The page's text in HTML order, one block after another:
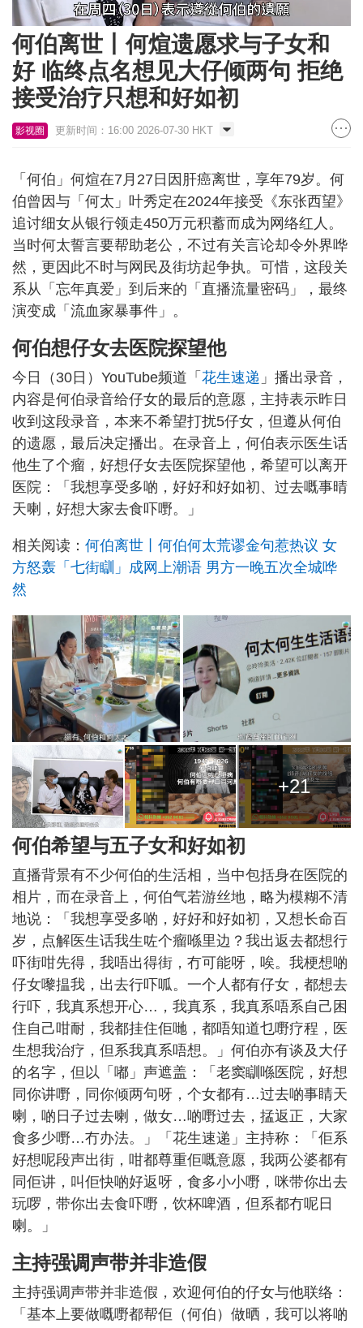
Unmute Loaded:
36.15%
何伯离世丨何煊遗愿求与子女和
好 临终点名想见大仔倾两句 拒绝
接受治疗只想和好如初
影视圈 更新时间：16:00 2026-07-30 HKT
「何伯」何煊在7月27日因肝癌离世，享年79岁。何
伯曾因与「何太」叶秀定在2024年接受《东张西望》
追讨细女从银行领走450万元积蓄而成为网络红人。
当时何太誓言要帮助老公，不过有关言论却令外界哗
然，更因此不时与网民及街坊起争执。可惜，这段关
系从「忘年真爱」到后来的「直播流量密码」，最终
演变成「流血家暴事件」。
何伯想仔女去医院探望他
今日（30日）YouTube频道「 花生速递 」播出录音，
内容是何伯录音给仔女的最后的意愿，主持表示昨日
收到这段录音，本来不希望打扰5仔女，但遵从何伯
的遗愿，最后决定播出。在录音上，何伯表示医生话
他生了个瘤，好想仔女去医院探望他，希望可以离开
医院：「我想享受多啲，好好和好如初、过去嘅事晴
天喇，好想大家去食吓嘢。」
相关阅读： 何伯离世丨何伯何太荒谬金句惹热议 女
方怒轰「七街瞓」成网上潮语 男方一晚五次全城哗
然
+21
何伯希望与五子女和好如初
直播背景有不少何伯的生活相，当中包括身在医院的
相片，而在录音上，何伯气若游丝地，略为模糊不清
地说：「我想享受多啲，好好和好如初，又想长命百
岁，点解医生话我生咗个瘤喺里边？我出返去都想行
吓街咁先得，我唔出得街，冇可能呀，唉。我梗想啲
仔女嚟揾我，出去行吓呱。一个人都有仔女，都想去
行吓，我真系想开心…，我真系，我真系唔系自己困
住自己咁耐，我都挂住佢哋，都唔知道乜嘢疗程，医
生想我治疗，但系我真系唔想。」何伯亦有谈及大仔
的名字，但以「嘟」声遮盖：「老窦瞓喺医院，好想
同你讲嘢，同你倾两句呀，个女都有…过去啲事睛天
喇，啲日子过去喇，做女…啲嘢过去，掹返正，大家
食多少嘢…冇办法。」「花生速递」主持称：「佢系
好想呢段声出街，咁都尊重佢嘅意愿，我两公婆都有
同佢讲，叫佢快啲好返呀，食多小小嘢，咪带你出去
玩啰，带你出去食吓嘢，饮杯啤酒，但系都冇呢日
喇。」
主持强调声带并非造假
主持强调声带并非造假，欢迎何伯的仔女与他联络：
「基本上要做嘅嘢都帮佢（何伯）做晒，我可以将啲